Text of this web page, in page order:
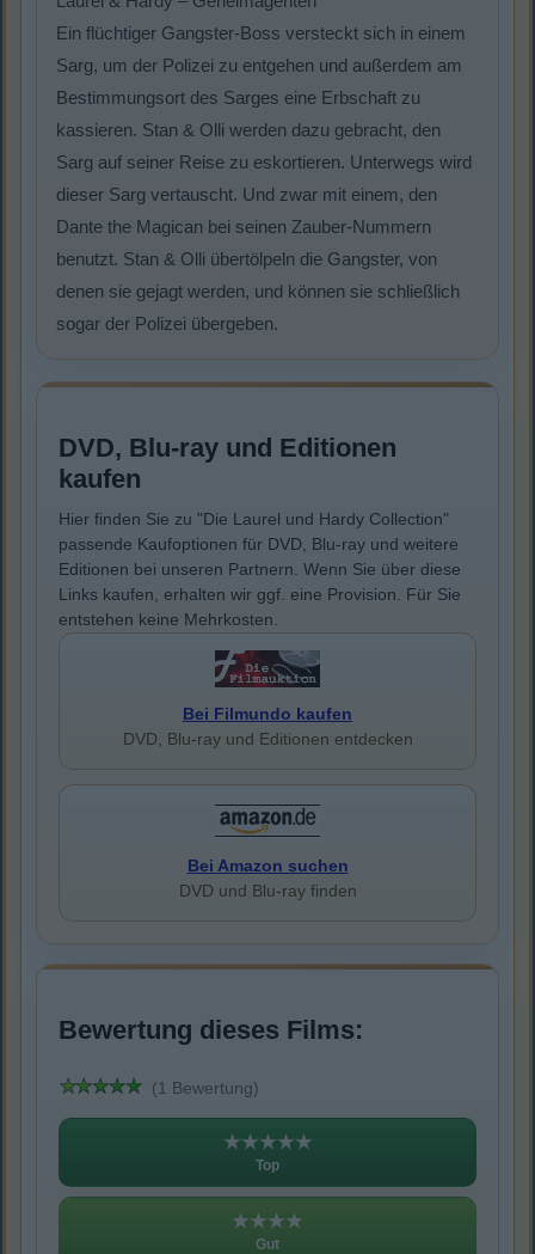
Ein flüchtiger Gangster-Boss versteckt sich in einem
Sarg, um der Polizei zu entgehen und außerdem am
Bestimmungsort des Sarges eine Erbschaft zu
kassieren. Stan & Olli werden dazu gebracht, den
Sarg auf seiner Reise zu eskortieren. Unterwegs wird
dieser Sarg vertauscht. Und zwar mit einem, den
Dante the Magican bei seinen Zauber-Nummern
benutzt. Stan & Olli übertölpeln die Gangster, von
denen sie gejagt werden, und können sie schließlich
sogar der Polizei übergeben.
DVD, Blu-ray und Editionen
kaufen
Hier finden Sie zu "Die Laurel und Hardy Collection"
passende Kaufoptionen für DVD, Blu-ray und weitere
Editionen bei unseren Partnern. Wenn Sie über diese
Links kaufen, erhalten wir ggf. eine Provision. Für Sie
entstehen keine Mehrkosten.
Bei Filmundo kaufen
DVD, Blu-ray und Editionen entdecken
Bei Amazon suchen
DVD und Blu-ray finden
Bewertung dieses Films:
(1 Bewertung)
★★★★★
Top
★★★★
Gut